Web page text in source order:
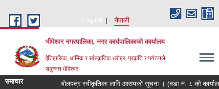
English
नेपाली
भीमेश्वर नगरपालिका, नगर कार्यपालिकाको कार्यालय
ऐतिहासिक, धार्मिक र सांस्कृतिक धरोहर; प्रकृति र पर्यटनले
समुन्नत भीमेश्वर
समाचार बोलपत्र स्वीकृतिका लागि आसयको सूचना । (वडा नं. ८ को